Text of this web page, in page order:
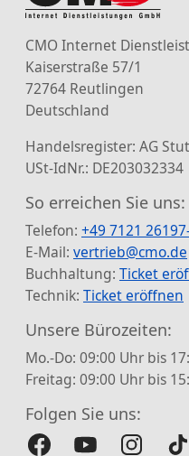
CMO Internet
Kaiserstraße 57/1
72764 Reutlingen
Deutschland
Handelsregister: AG
USt-IdNr.: DE203032334
So erreichen Sie uns:
Telefon: +49 7121
E-Mail: vertrieb@cmo.de
Buchhaltung: Ticket
Technik: Ticket eröffnen
Unsere Bürozeiten:
Mo.-Do: 09:00 Uhr bis
Freitag: 09:00 Uhr bis
Folgen Sie uns: